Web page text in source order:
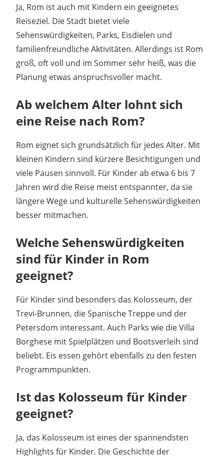
Ja, Rom ist auch mit Kindern ein geeignetes
Reiseziel. Die Stadt bietet viele
Sehenswürdigkeiten, Parks, Eisdielen und
familienfreundliche Aktivitäten. Allerdings ist Rom
groß, oft voll und im Sommer sehr heiß, was die
Planung etwas anspruchsvoller macht.
Ab welchem Alter lohnt sich
eine Reise nach Rom?
Rom eignet sich grundsätzlich für jedes Alter. Mit
kleinen Kindern sind kürzere Besichtigungen und
viele Pausen sinnvoll. Für Kinder ab etwa 6 bis 7
Jahren wird die Reise meist entspannter, da sie
längere Wege und kulturelle Sehenswürdigkeiten
besser mitmachen.
Welche Sehenswürdigkeiten
sind für Kinder in Rom
geeignet?
Für Kinder sind besonders das Kolosseum, der
Trevi-Brunnen, die Spanische Treppe und der
Petersdom interessant. Auch Parks wie die Villa
Borghese mit Spielplätzen und Bootsverleih sind
beliebt. Eis essen gehört ebenfalls zu den festen
Programmpunkten.
Ist das Kolosseum für Kinder
geeignet?
Ja, das Kolosseum ist eines der spannendsten
Highlights für Kinder. Die Geschichte der